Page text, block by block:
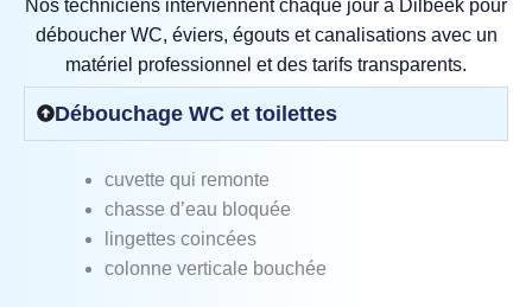
Nos techniciens interviennent chaque jour à Dilbeek pour
déboucher WC, éviers, égouts et canalisations avec un
matériel professionnel et des tarifs transparents.
Débouchage WC et toilettes
cuvette qui remonte
chasse d’eau bloquée
lingettes coincées
colonne verticale bouchée